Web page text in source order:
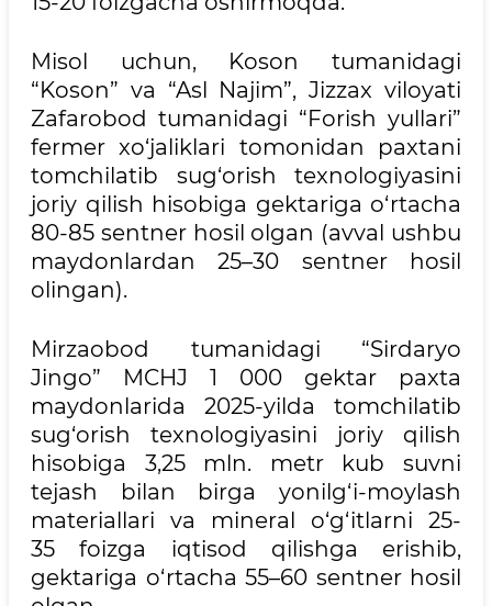
Misol uchun, Koson tumanidagi
“Koson” va “Asl Najim”, Jizzax viloyati
Zafarobod tumanidagi “Forish yullari”
fermer xo‘jaliklari tomonidan paxtani
tomchilatib sug‘orish texnologiyasini
joriy qilish hisobiga gektariga o‘rtacha
80-85 sentner hosil olgan (avval ushbu
maydonlardan 25–30 sentner hosil
olingan).
Mirzaobod tumanidagi “Sirdaryo
Jingo” MCHJ 1 000 gektar paxta
maydonlarida 2025-yilda tomchilatib
sug‘orish texnologiyasini joriy qilish
hisobiga 3,25 mln. metr kub suvni
tejash bilan birga yonilg‘i-moylash
materiallari va mineral o‘g‘itlarni 25-
35 foizga iqtisod qilishga erishib,
gektariga o‘rtacha 55–60 sentner hosil